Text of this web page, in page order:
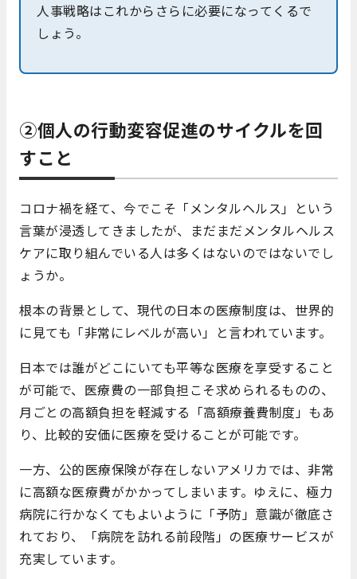
人事戦略はこれからさらに必要になってくるで
しょう。
②個人の行動変容促進のサイクルを回
すこと
コロナ禍を経て、今でこそ「メンタルヘルス」という
言葉が浸透してきましたが、まだまだメンタルヘルス
ケアに取り組んでいる人は多くはないのではないでし
ょうか。
根本の背景として、現代の日本の医療制度は、世界的
に見ても「非常にレベルが高い」と言われています。
日本では誰がどこにいても平等な医療を享受すること
が可能で、医療費の一部負担こそ求められるものの、
月ごとの高額負担を軽減する「高額療養費制度」もあ
り、比較的安価に医療を受けることが可能です。
一方、公的医療保険が存在しないアメリカでは、非常
に高額な医療費がかかってしまいます。ゆえに、極力
病院に行かなくてもよいように「予防」意識が徹底さ
れており、「病院を訪れる前段階」の医療サービスが
充実しています。